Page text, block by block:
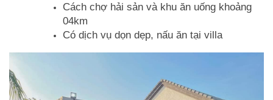
Cách chợ hải sản và khu ăn uống khoảng
04km
Có dịch vụ dọn dẹp, nấu ăn tại villa